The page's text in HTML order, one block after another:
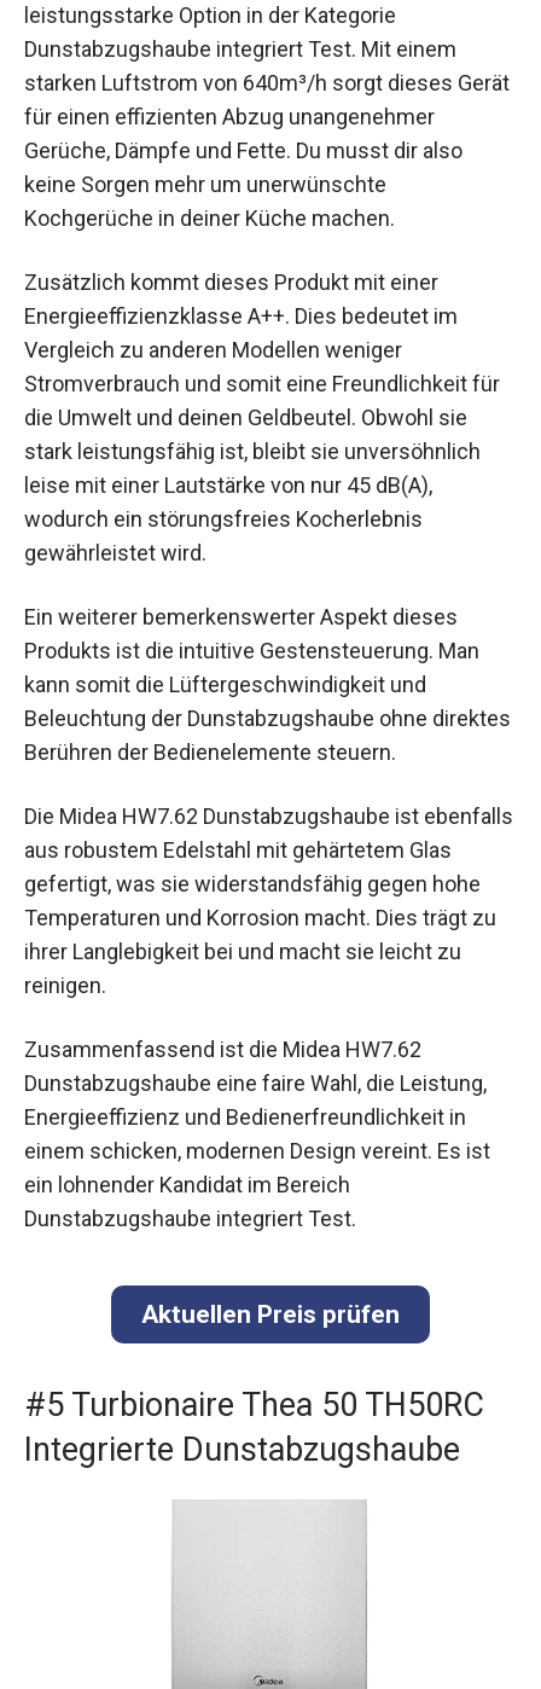
leistungsstarke Option in der Kategorie
Dunstabzugshaube integriert Test. Mit einem
starken Luftstrom von 640m³/h sorgt dieses Gerät
für einen effizienten Abzug unangenehmer
Gerüche, Dämpfe und Fette. Du musst dir also
keine Sorgen mehr um unerwünschte
Kochgerüche in deiner Küche machen.
Zusätzlich kommt dieses Produkt mit einer
Energieeffizienzklasse A++. Dies bedeutet im
Vergleich zu anderen Modellen weniger
Stromverbrauch und somit eine Freundlichkeit für
die Umwelt und deinen Geldbeutel. Obwohl sie
stark leistungsfähig ist, bleibt sie unversöhnlich
leise mit einer Lautstärke von nur 45 dB(A),
wodurch ein störungsfreies Kocherlebnis
gewährleistet wird.
Ein weiterer bemerkenswerter Aspekt dieses
Produkts ist die intuitive Gestensteuerung. Man
kann somit die Lüftergeschwindigkeit und
Beleuchtung der Dunstabzugshaube ohne direktes
Berühren der Bedienelemente steuern.
Die Midea HW7.62 Dunstabzugshaube ist ebenfalls
aus robustem Edelstahl mit gehärtetem Glas
gefertigt, was sie widerstandsfähig gegen hohe
Temperaturen und Korrosion macht. Dies trägt zu
ihrer Langlebigkeit bei und macht sie leicht zu
reinigen.
Zusammenfassend ist die Midea HW7.62
Dunstabzugshaube eine faire Wahl, die Leistung,
Energieeffizienz und Bedienerfreundlichkeit in
einem schicken, modernen Design vereint. Es ist
ein lohnender Kandidat im Bereich
Dunstabzugshaube integriert Test.
Aktuellen Preis prüfen
#5 Turbionaire Thea 50 TH50RC
Integrierte Dunstabzugshaube